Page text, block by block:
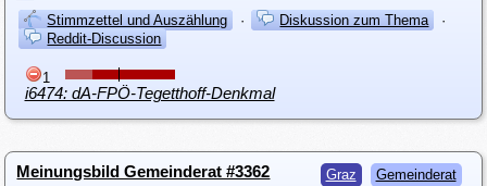
Stimmzettel und Auszählung
· Diskussion zum Thema
·
Reddit-Discussion
1
i6474: dA-FPÖ-Tegetthoff-Denkmal
Graz Gemeinderat
Meinungsbild Gemeinderat #3362